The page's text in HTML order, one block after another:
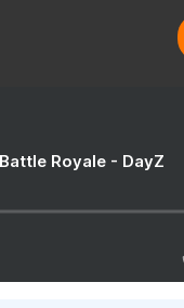
Royale - DayZ